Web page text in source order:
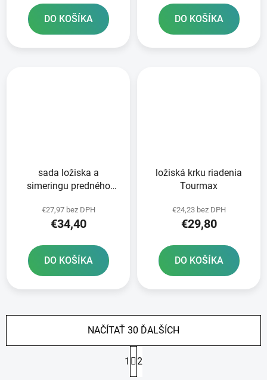
DO KOŠÍKA DO KOŠÍKA
sada ložiska a
simeringu predného
€27,97 bez DPH
€34,40
DO KOŠÍKA
ložiská krku riadenia
Tourmax
€24,23 bez DPH
€29,80
DO KOŠÍKA
O
NAČÍTAŤ 30 ĎALŠÍCH
t
r
1 2